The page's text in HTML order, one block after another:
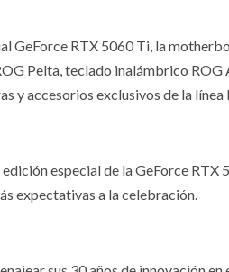
GeForce RTX 5060 Ti, la
Pelta, teclado inalámbrico ROG
y accesorios exclusivos de la línea
especial de la GeForce RTX
expectativas a la celebración.